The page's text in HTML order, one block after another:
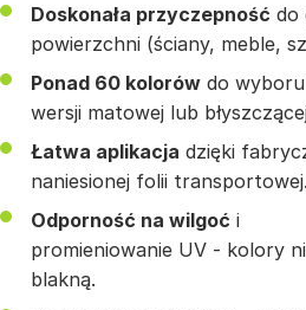
Doskonała przyczepność do
powierzchni (ściany, meble,
Ponad 60 kolorów do
wersji matowej lub
Łatwa aplikacja dzięki
naniesionej folii transportowej.
Odporność na wilgoć i
promieniowanie UV - kolory
blakną.